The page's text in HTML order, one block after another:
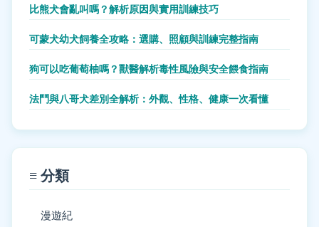
比熊犬會亂叫嗎？解析原因與實用訓練技巧
可蒙犬幼犬飼養全攻略：選購、照顧與訓練完整指南
狗可以吃葡萄柚嗎？獸醫解析毒性風險與安全餵食指南
法鬥與八哥犬差別全解析：外觀、性格、健康一次看懂
≡ 分類
漫遊紀